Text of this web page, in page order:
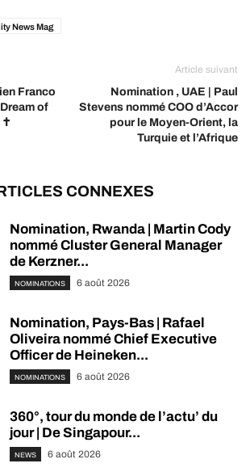
News Mag
Franco
of
✝︎
Article suivant
Nomination , UAE | Paul
Stevens nommé COO d’Accor
pour le Moyen-Orient, la
Turquie et l’Afrique
CONNEXES
Nomination, Rwanda | Martin Cody
nommé Cluster General Manager
de Kerzner...
NOMINATIONS 6 août 2026
Nomination, Pays-Bas | Rafael
Oliveira nommé Chief Executive
Officer de Heineken...
NOMINATIONS 6 août 2026
360°, tour du monde de l’actu’ du
jour | De Singapour...
NEWS 6 août 2026